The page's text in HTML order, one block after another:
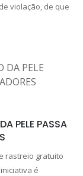
violação, de que
PELE PASSA
rastreio gratuito
é